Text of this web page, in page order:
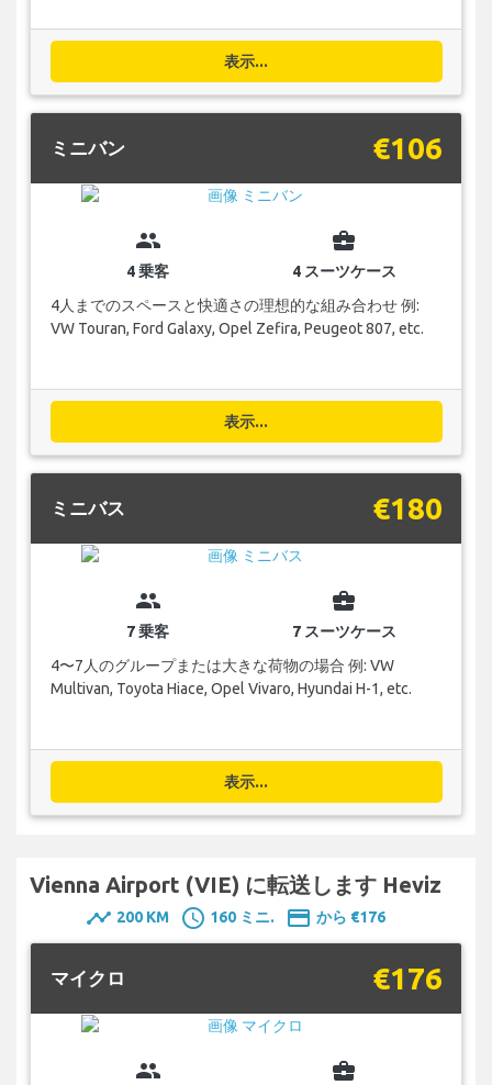
表示...
ミニバン €106
group
4 乗客
business_center
4 スーツケース
4人までのスペースと快適さの理想的な組み合わせ 例:
VW Touran, Ford Galaxy, Opel Zefira, Peugeot 807, etc.
表示...
ミニバス €180
group
7 乗客
business_center
7 スーツケース
4〜7人のグループまたは大きな荷物の場合 例: VW
Multivan, Toyota Hiace, Opel Vivaro, Hyundai H-1, etc.
表示...
Vienna Airport (VIE) に転送します Heviz
timeline 200 KM schedule 160 ミニ. payment から €176
マイクロ €176
group business_center